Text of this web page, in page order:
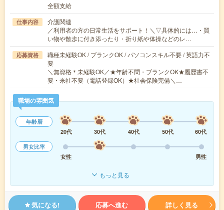
全額支給
仕事内容
介護関連
／利用者の方の日常生活をサポート！＼▽具体的には…・買
い物や散歩に付き添ったり・折り紙や体操などのレ…
応募資格
職種未経験OK / ブランクOK / パソコンスキル不要 / 英語力不
要
＼無資格＊未経験OK／★年齢不問・ブランクOK★履歴書不
要・来社不要（電話登録OK）★社会保険完備＼…
職場の雰囲気
年齢層
20代
30代 40代 50代
60代
男女比率
女性
男性
もっと見る
気になる! 応募へ進む 詳しく見る